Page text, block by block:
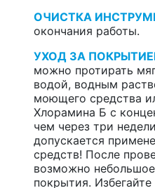
ОЧИСТКА
окончания работы.
УХОД ЗА
можно протирать
водой, водным
моющего средства
Хлорамина Б с
чем через три
допускается
средств! После
возможно
покрытия.